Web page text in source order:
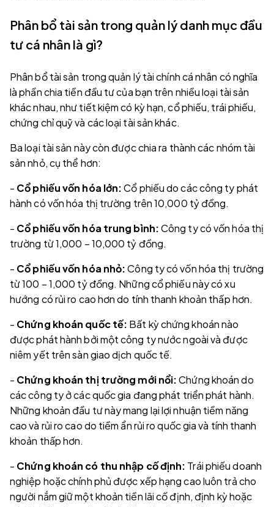
Phân bổ tài sản trong quản lý danh mục đầu
tư cá nhân là gì?
Phân bổ tài sản trong quản lý tài chính cá nhân có nghĩa
là phần chia tiền đầu tư của bạn trên nhiều loại tài sản
khác nhau, như tiết kiệm có kỳ hạn, cổ phiếu, trái phiếu,
chứng chỉ quỹ và các loại tài sản khác.
Ba loại tài sản này còn được chia ra thành các nhóm tài
sản nhỏ, cụ thể hơn:
- Cổ phiếu vốn hóa lớn:Cổ phiếu do các công ty phát
hành có vốn hóa thị trường trên 10,000 tỷ đồng.
- Cổ phiếu vốn hóa trung bình:Công ty có vốn hóa thị
trường từ 1,000 – 10,000 tỷ đồng.
- Cổ phiếu vốn hóa nhỏ:Công ty có vốn hóa thị trường
từ 100 – 1,000 tỷ đồng. Những cổ phiếu này có xu
hướng có rủi ro cao hơn do tính thanh khoản thấp hơn.
- Chứng khoán quốc tế: Bất kỳ chứng khoán nào
được phát hành bởi một công ty nước ngoài và được
niêm yết trên sàn giao dịch quốc tế.
- Chứng khoán thị trường mới nổi:Chứng khoán do
các công ty ở các quốc gia đang phát triển phát hành.
Những khoản đầu tư này mang lại lợi nhuận tiềm năng
cao và rủi ro cao do tiềm ẩn rủi ro quốc gia và tính thanh
khoản thấp hơn.
- Chứng khoán có thu nhập cố định: Trái phiếu doanh
nghiệp hoặc chính phủ được xếp hạng cao luôn trả cho
người nắm giữ một khoản tiền lãi cố định, định kỳ hoặc